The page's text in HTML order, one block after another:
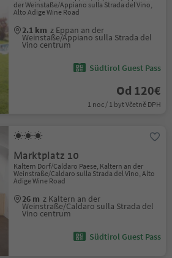
der Weinstaße/Appiano sulla Strada del Vino,
Alto Adige Wine Road
2.1 km z Eppan an der
Weinstaße/Appiano sulla Strada del
Vino centrum
Südtirol Guest Pass
Od 120€
1 noc / 1 byt Včetně DPH
Marktplatz 10
Kaltern Dorf/Caldaro Paese, Kaltern an der
Weinstraße/Caldaro sulla Strada del Vino, Alto
Adige Wine Road
26 m z Kaltern an der
Weinstraße/Caldaro sulla Strada del
Vino centrum
Südtirol Guest Pass